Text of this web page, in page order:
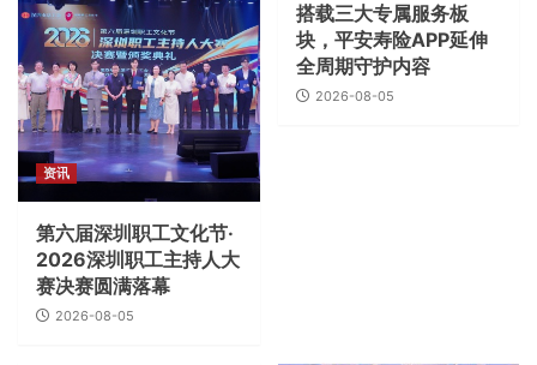
资讯
第六届深圳职工文化节·
2026深圳职工主持人大
赛决赛圆满落幕
2026-08-05
搭载三大专属服务板
块，平安寿险APP延伸
全周期守护内容
2026-08-05